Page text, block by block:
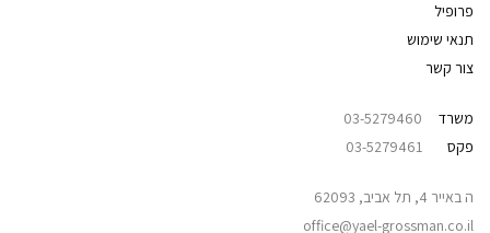
פרופיל
תנאי שימוש
צור קשר
משרד
03-5279460
פקס
ה באייר 4, תל אביב, 62093
office@yael-grossman.co.il